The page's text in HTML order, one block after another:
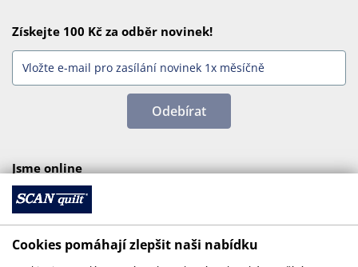
Získejte 100 Kč za odběr novinek!
Odebírat
Jsme online
Cookies pomáhají zlepšit naši nabídku